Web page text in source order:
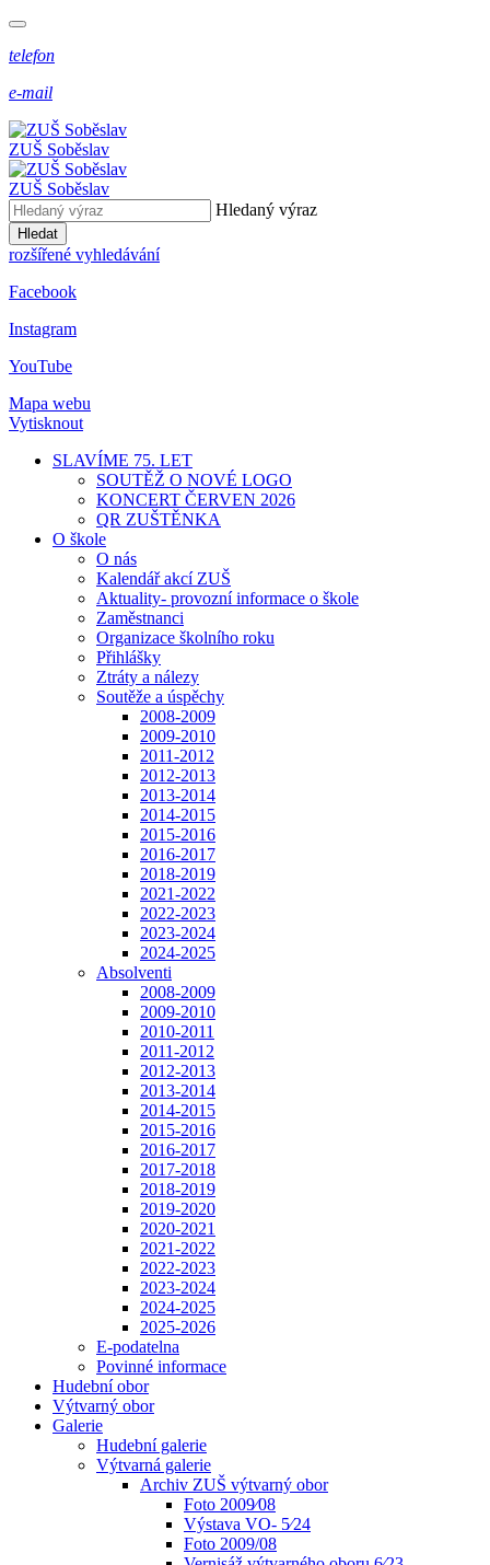
telefon
e-mail
ZUŠ Soběslav
ZUŠ Soběslav
Hledaný výraz
Hledat
rozšířené vyhledávání
Facebook
Instagram
YouTube
Mapa webu
Vytisknout
SLAVÍME 75. LET
SOUTĚŽ O NOVÉ LOGO
KONCERT ČERVEN 2026
QR ZUŠTĚNKA
O škole
O nás
Kalendář akcí ZUŠ
Aktuality- provozní informace o škole
Zaměstnanci
Organizace školního roku
Přihlášky
Ztráty a nálezy
Soutěže a úspěchy
2008-2009
2009-2010
2011-2012
2012-2013
2013-2014
2014-2015
2015-2016
2016-2017
2018-2019
2021-2022
2022-2023
2023-2024
2024-2025
Absolventi
2008-2009
2009-2010
2010-2011
2011-2012
2012-2013
2013-2014
2014-2015
2015-2016
2016-2017
2017-2018
2018-2019
2019-2020
2020-2021
2021-2022
2022-2023
2023-2024
2024-2025
2025-2026
E-podatelna
Povinné informace
Hudební obor
Výtvarný obor
Galerie
Hudební galerie
Výtvarná galerie
Archiv ZUŠ výtvarný obor
Foto 2009⁄08
Výstava VO- 5⁄24
Foto 2009/08